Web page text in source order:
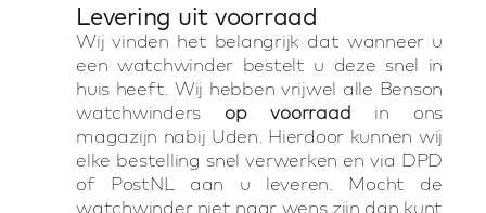
Levering uit voorraad
Wij vinden het belangrijk dat wanneer u
een watchwinder bestelt u deze snel in
huis heeft. Wij hebben vrijwel alle Benson
watchwinders op voorraad in ons
magazijn nabij Uden. Hierdoor kunnen wij
elke bestelling snel verwerken en via DPD
of PostNL aan u leveren. Mocht de
watchwinder niet naar wens zijn dan kunt